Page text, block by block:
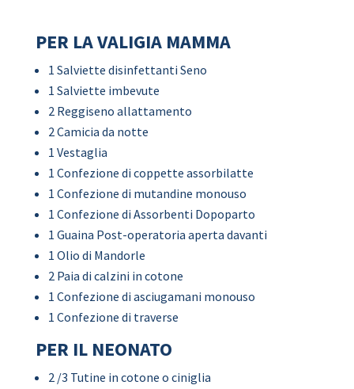
PER LA VALIGIA MAMMA
1 Salviette disinfettanti Seno
1 Salviette imbevute
2 Reggiseno allattamento
2 Camicia da notte
1 Vestaglia
1 Confezione di coppette assorbilatte
1 Confezione di mutandine monouso
1 Confezione di Assorbenti Dopoparto
1 Guaina Post-operatoria aperta davanti
1 Olio di Mandorle
2 Paia di calzini in cotone
1 Confezione di asciugamani monouso
1 Confezione di traverse
PER IL NEONATO
2 /3 Tutine in cotone o ciniglia